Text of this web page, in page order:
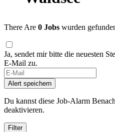
There Are 0 Jobs wurden
Ja, sendet mir bitte die neuesten
E-Mail zu.
Alert speichern
Du kannst diese Job-Alarm
deaktivieren.
Filter